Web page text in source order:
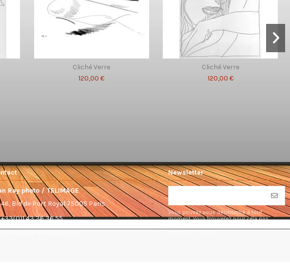
Cliché Verre
120,00 €
Cliché Verre
120,00 €
Ray photo / TELIMAGE
46, Bld de Port Royal 75005 Paris
+33(0)1 43 36 36 55
Newsletter
Vous pouvez vous désinscrire à tout
moment. Vous trouverez pour cela nos
d'utilisation du site.